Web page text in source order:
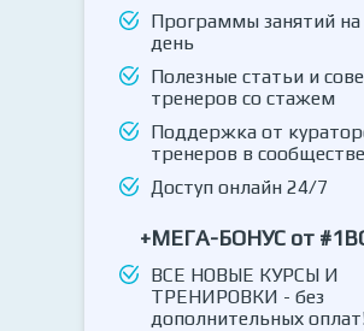
Программы занятий
день
Полезные статьи и
тренеров со стажем
Поддержка от
тренеров в сообществе
Доступ онлайн 24/7
+МЕГА-БОНУС от
ВСЕ НОВЫЕ КУРСЫ И
ТРЕНИРОВКИ - без
дополнительных